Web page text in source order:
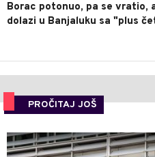
Borac potonuo, pa se vratio,
dolazi u Banjaluku sa "plus
PROČITAJ JOŠ